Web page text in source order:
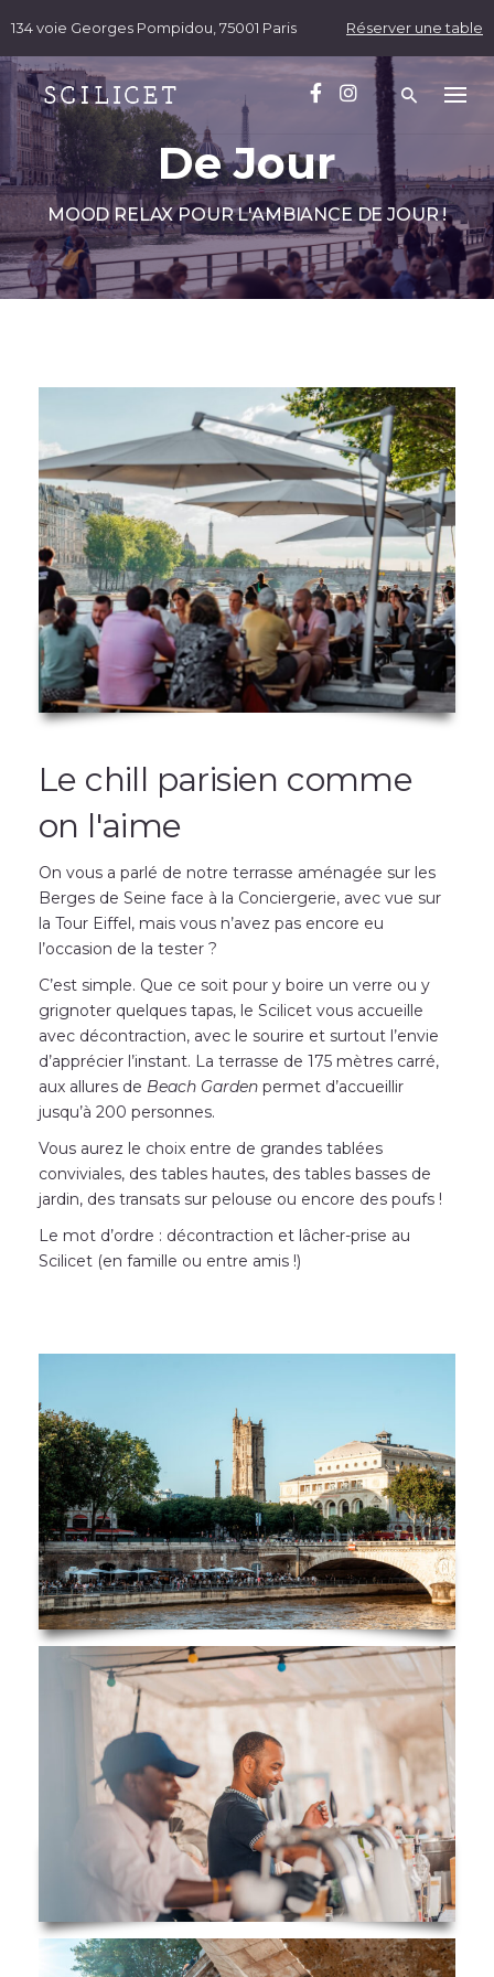
to
content
134 voie Georges Pompidou, 75001 Paris Réserver une table
De Jour
MOOD RELAX POUR L'AMBIANCE DE JOUR !
Le chill parisien comme
on l'aime
On vous a parlé de notre terrasse aménagée sur les
Berges de Seine face à la Conciergerie, avec vue sur
la Tour Eiffel, mais vous n’avez pas encore eu
l’occasion de la tester ?
C’est simple. Que ce soit pour y boire un verre ou y
grignoter quelques tapas, le Scilicet vous accueille
avec décontraction, avec le sourire et surtout l’envie
d’apprécier l’instant. La terrasse de 175 mètres carré,
aux allures de Beach Garden permet d’accueillir
jusqu’à 200 personnes.
Vous aurez le choix entre de grandes tablées
conviviales, des tables hautes, des tables basses de
jardin, des transats sur pelouse ou encore des poufs !
Le mot d’ordre : décontraction et lâcher-prise au
Scilicet (en famille ou entre amis !)